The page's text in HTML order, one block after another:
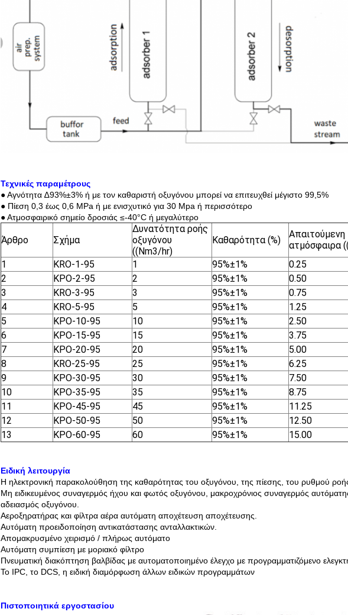
Τεχνικές παραμέτρους
● Αγνότητα ∆93%±3% ή με τον καθαριστή οξυγόνου μπορεί να επιτευχθεί μέγιστο 99,5%
● Πίεση 0,3 έως 0,6 MPa ή με ενισχυτικό για 30 Mpa ή περισσότερο
● Ατμοσφαιρικό σημείο δροσιάς ≤-40°C ή μεγαλύτερο
Άρθρο Σχήμα
Δυνατότητα ροής
οξυγόνου
((Nm3/hr)
Καθαρότητα (%)
Απαιτούμενη
ατμόσφαιρα
1
KRO-1-95 1 95%±1%
0.25
2
ΚΡΟ-2-95 2 95%±1%
0.50
3
KRO-3-95 3 95%±1%
0.75
4
KRO-5-95 5 95%±1%
1.25
5
ΚΡΟ-10-95 10 95%±1%
2.50
6
ΚΡΟ-15-95 15 95%±1%
3.75
7
ΚΡΟ-20-95 20 95%±1%
5.00
8
KRO-25-95 25 95%±1%
6.25
9
ΚΡΟ-30-95 30 95%±1%
7.50
10
ΚΡΟ-35-95 35 95%±1%
8.75
11
ΚΡΟ-45-95 45 95%±1%
11.25
12
ΚΡΟ-50-95 50 95%±1%
12.50
13
ΚΡΟ-60-95 60 95%±1% 15.00
Ειδική λειτουργία
Η ηλεκτρονική παρακολούθηση της καθαρότητας του οξυγόνου, της πίεσης, του ρυθμού ροής
Μη ειδικευμένος συναγερμός ήχου και φωτός οξυγόνου, μακροχρόνιος συναγερμός
αδειασμός οξυγόνου.
Αεροξηρατήρας και φίλτρα αέρα αυτόματη αποχέτευση αποχέτευσης.
Αυτόματη προειδοποίηση αντικατάστασης ανταλλακτικών.
Απομακρυσμένο χειρισμό / πλήρως αυτόματο
Αυτόματη συμπίεση με μοριακό φίλτρο
Πνευματική διακόπτηση βαλβίδας με αυτοματοποιημένο έλεγχο με προγραμματιζόμενο
Το IPC, το DCS, η ειδική διαμόρφωση άλλων ειδικών προγραμμάτων
Πιστοποιητικά εργοστασίου